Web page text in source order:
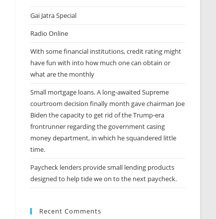
Gai Jatra Special
Radio Online
With some financial institutions, credit rating might
have fun with into how much one can obtain or
what are the monthly
Small mortgage loans. A long-awaited Supreme
courtroom decision finally month gave chairman Joe
Biden the capacity to get rid of the Trump-era
frontrunner regarding the government casing
money department, in which he squandered little
time.
Paycheck lenders provide small lending products
designed to help tide we on to the next paycheck.
Recent Comments